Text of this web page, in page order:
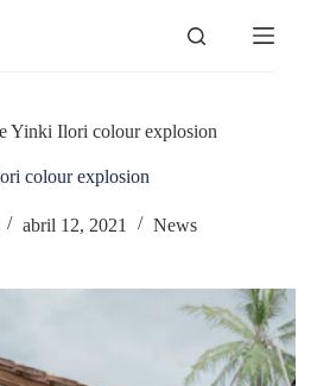
Yinki Ilori colour explosion
colour explosion
abril 12, 2021 News